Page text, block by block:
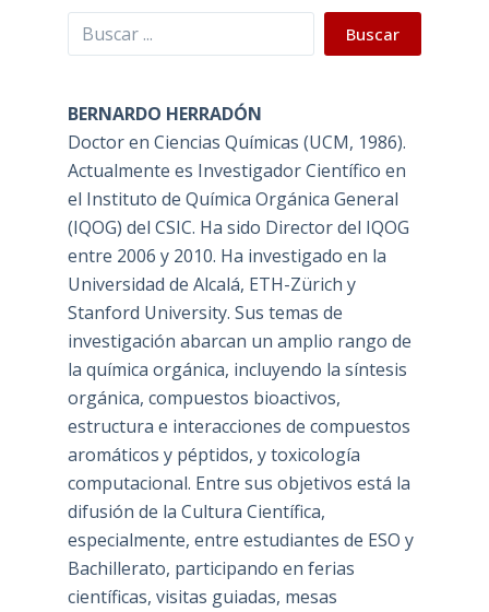
Buscar Buscar
BERNARDO HERRADÓN
Doctor en Ciencias Químicas (UCM, 1986).
Actualmente es Investigador Científico en
el Instituto de Química Orgánica General
(IQOG) del CSIC. Ha sido Director del IQOG
entre 2006 y 2010. Ha investigado en la
Universidad de Alcalá, ETH-Zürich y
Stanford University. Sus temas de
investigación abarcan un amplio rango de
la química orgánica, incluyendo la síntesis
orgánica, compuestos bioactivos,
estructura e interacciones de compuestos
aromáticos y péptidos, y toxicología
computacional. Entre sus objetivos está la
difusión de la Cultura Científica,
especialmente, entre estudiantes de ESO y
Bachillerato, participando en ferias
científicas, visitas guiadas, mesas